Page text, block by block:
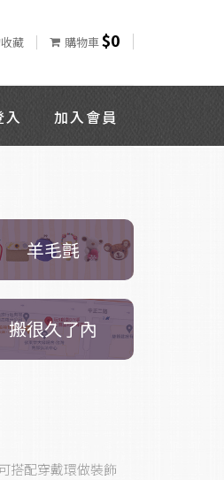
藏 購物車$0
入 加入會員
羊毛氈
搬很久了內
搭配穿戴環做裝飾